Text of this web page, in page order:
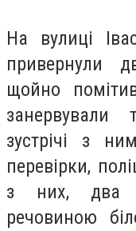
На вулиці
привернули
щойно
занервували
зустрічі з
перевірки,
з них, два
речовиною